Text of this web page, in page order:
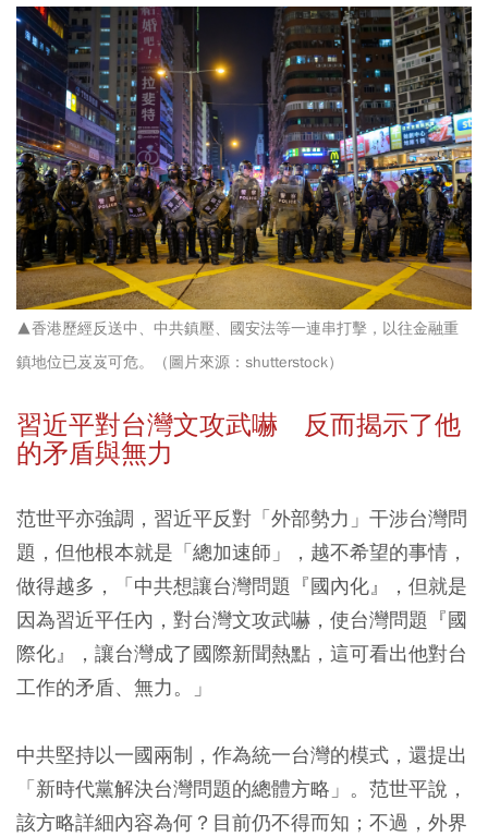
▲香港歷經反送中、中共鎮壓、國安法等一連串打擊，以往金融重
鎮地位已岌岌可危。（圖片來源：shutterstock）
習近平對台灣文攻武嚇 反而揭示了他
的矛盾與無力
范世平亦強調，習近平反對「外部勢力」干涉台灣問
題，但他根本就是「總加速師」，越不希望的事情，
做得越多，
「中共想讓台灣問題『國內化』，但就是
因為習近平任內，對台灣文攻武嚇，使台灣問題『國
際化』，讓台灣成了國際新聞熱點，這可看出他對台
工作的矛盾、無力。」
中共堅持以一國兩制，作為統一台灣的模式，還提出
「新時代黨解決台灣問題的總體方略」。范世平說，
該方略詳細內容為何？目前仍不得而知；不過， 外界